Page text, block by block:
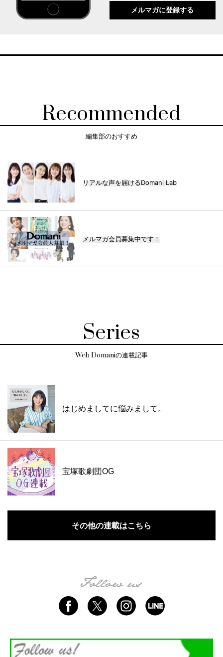
メルマガに登録する
Recommended
編集部のおすすめ
リアルな声を届けるDomani Lab
メルマガ会員募集中です！
Series
Web Domaniの連載記事
はじめましてに悩みまして。
宝塚歌劇団OG
その他の連載はこちら